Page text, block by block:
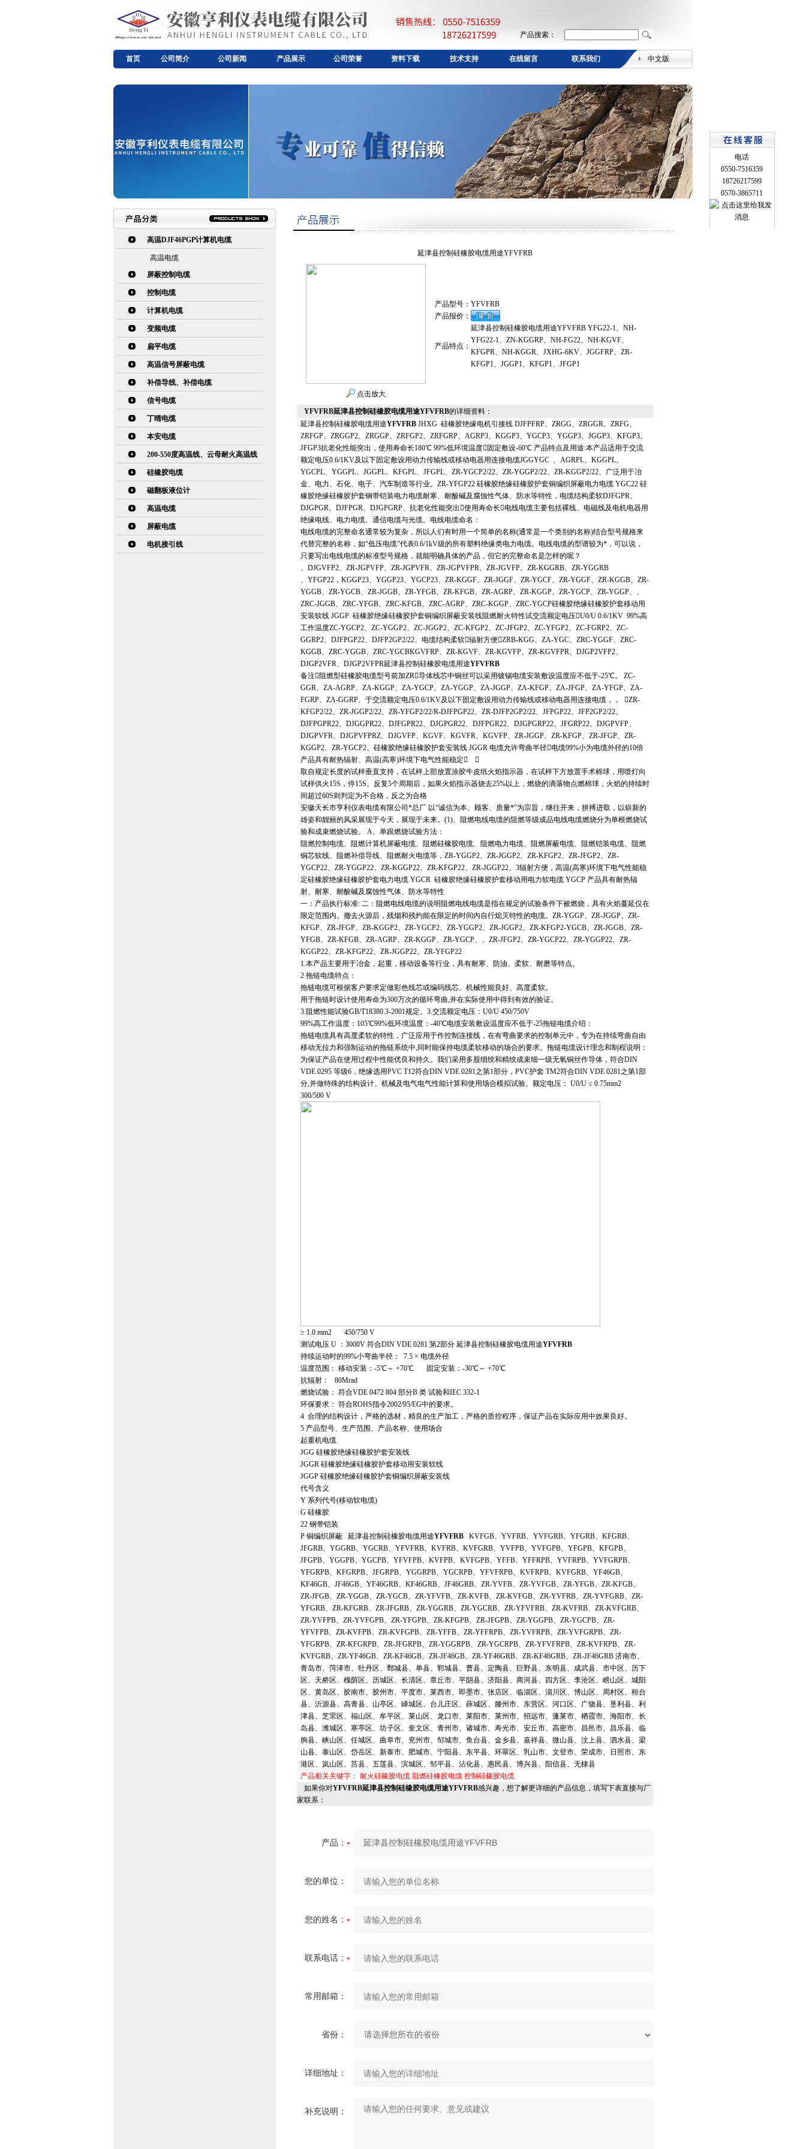
产品搜索：
首页 公司简介 公司新闻 产品展示 公司荣誉 资料下载 技术支持 在线留言 联系我们 中文版
高温DJF46PGP计算机电缆
高温电缆
屏蔽控制电缆
控制电缆
计算机电缆
变频电缆
扁平电缆
高温信号屏蔽电缆
补偿导线、补偿电缆
信号电缆
丁晴电缆
本安电缆
200-550度高温线、云母耐火高温线
硅橡胶电缆
磁翻板液位计
高温电缆
屏蔽电缆
电机接引线
延津县控制硅橡胶电缆用途YFVFRB
点击放大
产品型号： YFVFRB
产品报价：
产品特点：
延津县控制硅橡胶电缆用途YFVFRB YFG22-1、NH-
YFG22-1、ZN-KGGRP、NH-FG22、NH-KGVF、
KFGPR、NH-KGGR、JXHG-6KV、JGGFRP、ZR-
KFGP1、JGGP1、KFGP1、JFGP1
YFVFRB延津县控制硅橡胶电缆用途YFVFRB的详细资料：
延津县控制硅橡胶电缆用途YFVFRB JHXG 硅橡胶绝缘电机引接线 DJFPFRP、ZRGG、ZRGGR、ZRFG、
ZRFGP、ZRGGP2、ZRGGP、ZRFGP2、ZRFGRP、AGRP3、KGGP3、YGCP3、YGGP3、JGGP3、KFGP3、
JFGP3抗老化性能突出，使用寿命长180℃ 99%低环境温度固定敷设-60℃ 产品特点及用途:本产品适用于交流
额定电压0.6/1KV及以下固定敷设用动力传输线或移动电器用连接电缆JGGYGC 、AGRPL、KGGPL、
YGCPL、YGGPL、JGGPL、KFGPL、JFGPL、ZR-YGCP2/22、ZR-YGGP2/22、ZR-KGGP2/22、广泛用于冶
金、电力、石化、电子、汽车制造等行业。ZR-YFGP22 硅橡胶绝缘硅橡胶护套铜编织屏蔽电力电缆 YGC22 硅
橡胶绝缘硅橡胶护套钢带铠装电力电缆耐寒、耐酸碱及腐蚀性气体、防水等特性，电缆结构柔软DJFGPR、
DJGPGR、DJFPGR、DJGPGRP、抗老化性能突出使用寿命长电线电缆主要包括裸线、电磁线及电机电器用
绝缘电线、电力电缆、通信电缆与光缆。电线电缆命名：
电线电缆的完整命名通常较为复杂，所以人们有时用一个简单的名称(通常是一个类别的名称)结合型号规格来
代替完整的名称，如“低压电缆”代表0.6/1kV级的所有塑料绝缘类电力电缆。电线电缆的型谱较为*，可以说，
只要写出电线电缆的标准型号规格，就能明确具体的产品，但它的完整命名是怎样的呢？
、DJGVFP2、ZR-JGPVFP、ZR-JGPVFR、ZR-JGPVFPR、ZR-JGVFP、ZR-KGGRB、ZR-YGGRB
、YFGP22，KGGP23、YGGP23、YGCP23、ZR-KGGF、ZR-JGGF、ZR-YGCF、ZR-YGGF、ZR-KGGB、ZR-
YGGB、ZR-YGCB、ZR-JGGB、ZR-YFGB、ZR-KFGB、ZR-AGRP、ZR-KGGP、ZR-YGCP、ZR-YGGP、、
ZRC-JGGB、ZRC-YFGB、ZRC-KFGB、ZRC-AGRP、ZRC-KGGP、ZRC-YGCP硅橡胶绝缘硅橡胶护套移动用
安装软线 JGGP 硅橡胶绝缘硅橡胶护套铜编织屏蔽安装线阻燃耐火特性试交流额定电压U0/U 0.6/1KV 99%高
工作温度ZC-YGCP2、ZC-YGGP2、ZC-JGGP2、ZC-KFGP2、ZC-JFGP2、ZC-YFGP2、ZC-FGRP2、ZC-
GGRP2、DJFPGP22、DJFP2GP2/22、电缆结构柔软辐射方便ZRB-KGG、ZA-YGC、ZRC-YGGF、ZRC-
KGGB、ZRC-YGGB、ZRC-YGCBKGVFRP、ZR-KGVF、ZR-KGVFP、ZR-KGVFPR、DJGP2VFP2、
DJGP2VFR、DJGP2VFPR延津县控制硅橡胶电缆用途YFVFRB
备注阻燃型硅橡胶电缆型号前加ZR导体线芯中铜丝可以采用镀锡电缆安装敷设温度应不低于-25℃。 ZC-
GGR、ZA-AGRP、ZA-KGGP、ZA-YGCP、ZA-YGGP、ZA-JGGP、ZA-KFGP、ZA-JFGP、ZA-YFGP、ZA-
FGRP、ZA-GGRP、于交流额定电压0.6/1KV及以下固定敷设用动力传输线或移动电器用连接电缆，， ZR-
KFGP2/22、ZR-JGGP2/22、ZR-YFGP2/22/R-DJFPGP22、ZR-DJFP2GP2/22、JFPGP22、JFP2GP2/22、
DJFPGPR22、DJGGPR22、DJFGPR22、DJGPGR22、DJFPGR22、DJGPGRP22、JFGRP22、DJGPVFP、
DJGPVFR、DJGPVFPRZ、DJGVFP、KGVF、KGVFR、KGVFP、ZR-JGGP、ZR-KFGP、ZR-JFGP、ZR-
KGGP2、ZR-YGCP2、硅橡胶绝缘硅橡胶护套安装线 JGGR 电缆允许弯曲半径电缆99%小为电缆外径的10倍
产品具有耐热辐射、高温(高寒)环境下电气性能稳定 
取自规定长度的试样垂直支持，在试样上部放置涂胶牛皮纸火焰指示器，在试样下方放置手术棉球，用喷灯向
试样供火15S，停15S。反复5个周期后，如果火焰指示器烧去25%以上，燃烧的滴落物点燃棉球，火焰的持续时
间超过60S则判定为不合格，反之为合格
安徽天长市亨利仪表电缆有限公司*总厂 以“诚信为本、顾客、质量*”为宗旨，继往开来，拼搏进取，以崭新的
雄姿和靓丽的风采展现于今天，展现于未来。(1)、阻燃电线电缆的阻燃等级成品电线电缆燃烧分为单根燃烧试
验和成束燃烧试验。 A、单跟燃烧试验方法：
阻燃控制电缆、阻燃计算机屏蔽电缆、阻燃硅橡胶电缆、阻燃电力电缆、阻燃屏蔽电缆、阻燃铠装电缆、阻燃
铜芯软线、阻燃补偿导线、阻燃耐火电缆等，ZR-YGGP2、ZR-JGGP2、ZR-KFGP2、ZR-JFGP2、ZR-
YGCP22、ZR-YGGP22、ZR-KGGP22、ZR-KFGP22、ZR-JGGP22、3辐射方便，高温(高寒)环境下电气性能稳
定硅橡胶绝缘硅橡胶护套电力电缆 YGCR 硅橡胶绝缘硅橡胶护套移动用电力软电缆 YGCP 产品具有耐热辐
射、耐寒、耐酸碱及腐蚀性气体、防水等特性
一：产品执行标准: 二：阻燃电线电缆的说明阻燃电线电缆是指在规定的试验条件下被燃烧，具有火焰蔓延仅在
限定范围内。撤去火源后，残烟和残灼能在限定的时间内自行熄灭特性的电缆。ZR-YGGP、ZR-JGGP、ZR-
KFGP、ZR-JFGP、ZR-KGGP2、ZR-YGCP2、ZR-YGGP2、ZR-JGGP2、ZR-KFGP2-YGCB、ZR-JGGB、ZR-
YFGB、ZR-KFGB、ZR-AGRP、ZR-KGGP、ZR-YGCP、、ZR-JFGP2、ZR-YGCP22、ZR-YGGP22、ZR-
KGGP22、ZR-KFGP22、ZR-JGGP22、ZR-YFGP22
1.本产品主要用于冶金，起重，移动设备等行业，具有耐寒、防油、柔软、耐磨等特点。
2 拖链电缆特点：
拖链电缆可根据客户要求定做彩色线芯或编码线芯。机械性能良好、高度柔软。
用于拖链时设计使用寿命为300万次的循环弯曲,并在实际使用中得到有效的验证。
3.阻燃性能试验GB/T18380.3-2001规定。3.交流额定电压：U0/U 450/750V
99%高工作温度：105℃99%低环境温度：-40℃电缆安装敷设温度应不低于-25拖链电缆介绍：
拖链电缆具有高度柔软的特性，广泛应用于作控制连接线，在有弯曲要求的控制单元中，专为在持续弯曲自由
移动无拉力和强制运动的拖链系统中,同时能保持电缆柔软移动的场合的要求。拖链电缆设计理念和制程说明：
为保证产品在使用过程中性能优良和持久。我们采用多股细绞和精绞成束细一级无氧铜丝作导体，符合DIN
VDE 0295 等级6，绝缘选用PVC T12符合DIN VDE 0281之第1部分，PVC护套 TM2符合DIN VDE 0281之第1部
分,并做特殊的结构设计、机械及电气电气性能计算和使用场合模拟试验。额定电压： U0/U ≤ 0.75mm2
300/500 V
≥ 1.0 mm2 450/750 V
测试电压 U ：3000V 符合DIN VDE 0281 第2部分 延津县控制硅橡胶电缆用途YFVFRB
持续运动时的99%小弯曲半径： 7.5 × 电缆外径
温度范围： 移动安装：-5℃～ +70℃ 固定安装：-30℃～ +70℃
抗辐射： 80Mrad
燃烧试验： 符合VDE 0472 804 部分B 类 试验和IEC 332-1
环保要求： 符合ROHS指令2002/95/EG中的要求。
4 合理的结构设计，严格的选材，精良的生产加工，严格的质控程序，保证产品在实际应用中效果良好。
5 产品型号、生产范围、产品名称、使用场合
起重机电缆
JGG 硅橡胶绝缘硅橡胶护套安装线
JGGR 硅橡胶绝缘硅橡胶护套移动用安装软线
JGGP 硅橡胶绝缘硅橡胶护套铜编织屏蔽安装线
代号含义
Y 系列代号(移动软电缆)
G 硅橡胶
22 钢带铠装
P 铜编织屏蔽 延津县控制硅橡胶电缆用途YFVFRB
KVFGB、YVFRB、YVFGRB、YFGRB、KFGRB、
JFGRB、YGGRB、YGCRB、YFVFRB、KVFRB、KVFGRB、YVFPB、YVFGPB、YFGPB、KFGPB、
JFGPB、YGGPB、YGCPB、YFVFPB、KVFPB、KVFGPB、YFFB、YFFRPB、YVFRPB、YVFGRPB、
YFGRPB、KFGRPB、JFGRPB、YGGRPB、YGCRPB、YFVFRPB、KVFRPB、KVFGRB、YF46GB、
KF46GB、JF46GB、YF46GRB、KF46GRB、JF46GRB、ZR-YVFB、ZR-YVFGB、ZR-YFGB、ZR-KFGB、
ZR-JFGB、ZR-YGGB、ZR-YGCB、ZR-YFVFB、ZR-KVFB、ZR-KVFGB、ZR-YVFRB、ZR-YVFGRB、ZR-
YFGRB、ZR-KFGRB、ZR-JFGRB、ZR-YGGRB、ZR-YGCRB、ZR-YFVFRB、ZR-KVFRB、ZR-KVFGRB、
ZR-YVFPB、ZR-YVFGPB、ZR-YFGPB、ZR-KFGPB、ZR-JFGPB、ZR-YGGPB、ZR-YGCPB、ZR-
YFVFPB、ZR-KVFPB、ZR-KVFGPB、ZR-YFFB、ZR-YFFRPB、ZR-YVFRPB、ZR-YVFGRPB、ZR-
YFGRPB、ZR-KFGRPB、ZR-JFGRPB、ZR-YGGRPB、ZR-YGCRPB、ZR-YFVFRPB、ZR-KVFRPB、ZR-
KVFGRB、ZR-YF46GB、ZR-KF46GB、ZR-JF46GB、ZR-YF46GRB、ZR-KF46GRB、ZR-JF46GRB 济南市、
青岛市、菏泽市、牡丹区、鄄城县、单县、郓城县、曹县、定陶县、巨野县、东明县、成武县、市中区、历下
区、天桥区、槐荫区、历城区、长清区、章丘市、平阴县、济阳县、商河县、四方区、李沧区、崂山区、城阳
区、黄岛区、胶南市、胶州市、平度市、莱西市、即墨市、张店区、临淄区、淄川区、博山区、周村区、桓台
县、沂源县、高青县、山亭区、峄城区、台儿庄区、薛城区、滕州市、东营区、河口区、广饶县、垦利县、利
津县、芝罘区、福山区、牟平区、莱山区、龙口市、莱阳市、莱州市、招远市、蓬莱市、栖霞市、海阳市、长
岛县、潍城区、寒亭区、坊子区、奎文区、青州市、诸城市、寿光市、安丘市、高密市、昌邑市、昌乐县、临
朐县、峡山区、任城区、曲阜市、兖州市、邹城市、鱼台县、金乡县、嘉祥县、微山县、汶上县、泗水县、梁
山县、泰山区、岱岳区、新泰市、肥城市、宁阳县、东平县、环翠区、乳山市、文登市、荣成市、日照市、东
港区、岚山区、莒县、五莲县、滨城区、邹平县、沾化县、惠民县、博兴县、阳信县、无棣县
产品相关关键字： 耐火硅橡胶电缆 阻燃硅橡胶电缆 控制硅橡胶电缆
如果你对YFVFRB延津县控制硅橡胶电缆用途YFVFRB感兴趣，想了解更详细的产品信息，填写下表直接与厂
家联系：
产品：
您的单位：
您的姓名：
联系电话：
常用邮箱：
省份：
详细地址：
补充说明：
电话
0550-7516359
18726217599
0570-3865711